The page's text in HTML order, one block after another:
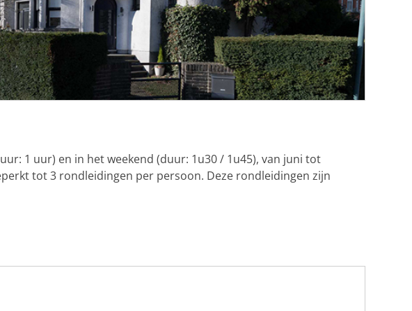
1 uur) en in het weekend (duur: 1u30 / 1u45), van juni tot
tot 3 rondleidingen per persoon. Deze rondleidingen zijn